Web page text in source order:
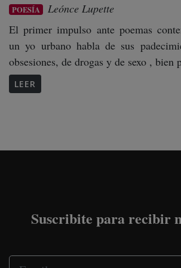
POESÍA
Leónce Lupette
El primer impulso ante poemas
un yo urbano habla de sus
obsesiones, de drogas y de sexo , bien
LEER
Suscribite para recibir